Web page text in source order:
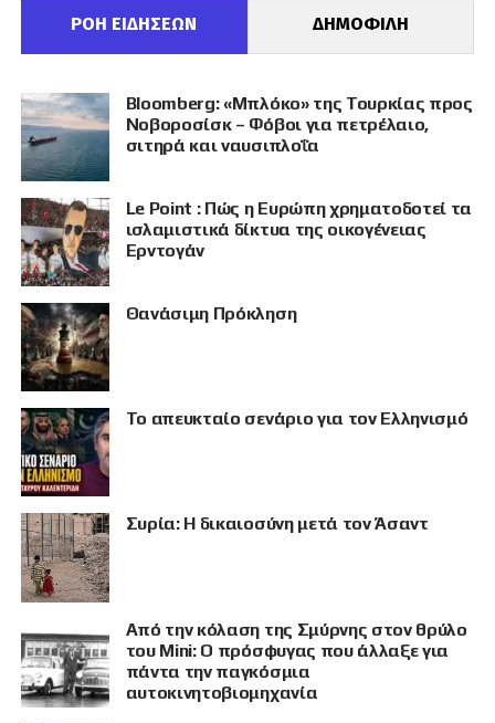
ΡΟΗ ΕΙΔΗΣΕΩΝ ΔΗΜΟΦΙΛΗ
Bloomberg: «Μπλόκο» της Τουρκίας προς
Νοβοροσίσκ – Φόβοι για πετρέλαιο,
σιτηρά και ναυσιπλοΐα
Le Point : Πώς η Ευρώπη χρηματοδοτεί τα
ισλαμιστικά δίκτυα της οικογένειας
Ερντογάν
Θανάσιμη Πρόκληση
Το απευκταίο σενάριο για τον Ελληνισμό
Συρία: Η δικαιοσύνη μετά τον Άσαντ
Από την κόλαση της Σμύρνης στον θρύλο
του Mini: Ο πρόσφυγας που άλλαξε για
πάντα την παγκόσμια
αυτοκινητοβιομηχανία